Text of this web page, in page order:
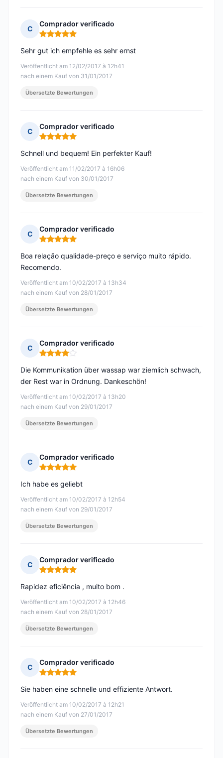
C
Comprador verificado
Hinweis: 5 von 5
Veröffentlicht am 12/02/2017 à 12h41
nach einem Kauf von 31/01/2017
Sehr gut ich empfehle es sehr ernst
Übersetzte Bewertungen
C
Comprador verificado
Hinweis: 5 von 5
Veröffentlicht am 11/02/2017 à 16h06
nach einem Kauf von 30/01/2017
Schnell und bequem! Ein perfekter Kauf!
Übersetzte Bewertungen
C
Comprador verificado
Hinweis: 5 von 5
Veröffentlicht am 10/02/2017 à 13h34
nach einem Kauf von 28/01/2017
Boa relação qualidade-preço e serviço muito rápido.
Recomendo.
Übersetzte Bewertungen
C
Comprador verificado
Hinweis: 4 von 5
Veröffentlicht am 10/02/2017 à 13h20
nach einem Kauf von 29/01/2017
Die Kommunikation über wassap war ziemlich schwach,
der Rest war in Ordnung. Dankeschön!
Übersetzte Bewertungen
C
Comprador verificado
Hinweis: 5 von 5
Veröffentlicht am 10/02/2017 à 12h54
nach einem Kauf von 29/01/2017
Ich habe es geliebt
Übersetzte Bewertungen
C
Comprador verificado
Hinweis: 5 von 5
Veröffentlicht am 10/02/2017 à 12h46
nach einem Kauf von 28/01/2017
Rapidez eficiência , muito bom .
Übersetzte Bewertungen
C
Comprador verificado
Hinweis: 5 von 5
Veröffentlicht am 10/02/2017 à 12h21
nach einem Kauf von 27/01/2017
Sie haben eine schnelle und effiziente Antwort.
Übersetzte Bewertungen